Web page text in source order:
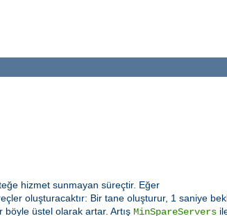
hizmet sunmayan süreçtir. Eğer
oluşturacaktır: Bir tane oluşturur, 1 saniye
üstel olarak artar. Artış MinSpareServers